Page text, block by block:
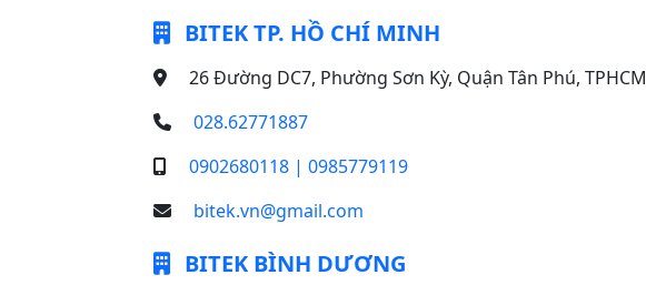
BITEK TP. HỒ CHÍ MINH
26 Đường DC7, Phường Sơn Kỳ, Quận Tân Phú, TPHCM
028.62771887
0902680118 | 0985779119
bitek.vn@gmail.com
BITEK BÌNH DƯƠNG